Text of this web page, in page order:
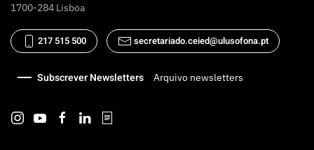
1700-284 Lisboa
217 515 500 secretariado.ceied@ulusofona.pt
Subscrever Newsletters Arquivo newsletters